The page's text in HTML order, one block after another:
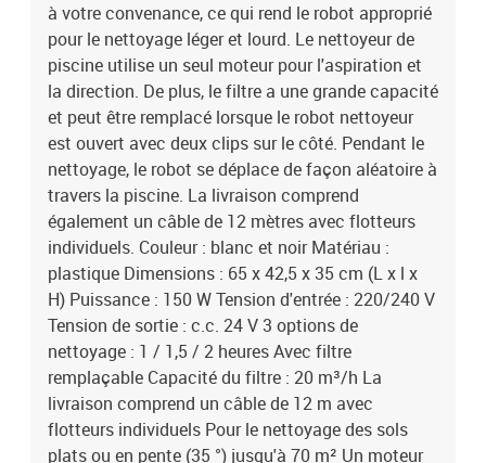
à votre convenance, ce qui rend le robot approprié
pour le nettoyage léger et lourd. Le nettoyeur de
piscine utilise un seul moteur pour l'aspiration et
la direction. De plus, le filtre a une grande capacité
et peut être remplacé lorsque le robot nettoyeur
est ouvert avec deux clips sur le côté. Pendant le
nettoyage, le robot se déplace de façon aléatoire à
travers la piscine. La livraison comprend
également un câble de 12 mètres avec flotteurs
individuels. Couleur : blanc et noir Matériau :
plastique Dimensions : 65 x 42,5 x 35 cm (L x l x
H) Puissance : 150 W Tension d'entrée : 220/240 V
Tension de sortie : c.c. 24 V 3 options de
nettoyage : 1 / 1,5 / 2 heures Avec filtre
remplaçable Capacité du filtre : 20 m³/h La
livraison comprend un câble de 12 m avec
flotteurs individuels Pour le nettoyage des sols
plats ou en pente (35 °) jusqu'à 70 m² Un moteur